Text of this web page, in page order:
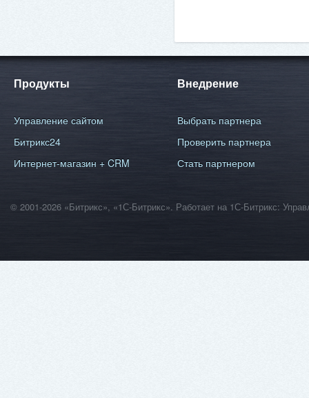
Продукты
Управление сайтом
Битрикс24
Интернет-магазин + CRM
Внедрение
Выбрать партнера
Проверить партнера
Стать партнером
© 2001-2026 «Битрикс», «1С-Битрикс». Работает на 1С-Битрикс: